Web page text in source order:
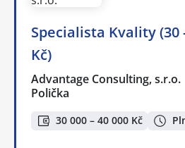
Specialista Kvality (30
Kč)
Advantage Consulting, s.r.o.
Polička
30 000 – 40 000 Kč